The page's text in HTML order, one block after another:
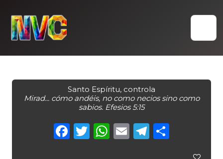
content
Santo Espíritu, controla
Mirad... cómo andéis, no como necios sino como
sabios. Efesios 5:15
Facebook
Twitter
WhatsApp
Email